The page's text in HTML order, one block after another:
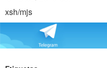
xsh/mjs